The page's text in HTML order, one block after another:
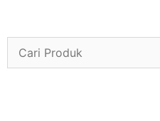
konten